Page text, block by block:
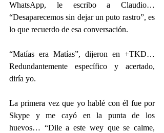
WhatsApp, le escribo a Claudio…
“Desaparecemos sin dejar un puto rastro”, es
lo que recuerdo de esa conversación.
“Matías era Matías”, dijeron en +TKD…
Redundantemente específico y acertado,
diría yo.
La primera vez que yo hablé con él fue por
Skype y me cayó en la punta de los
huevos… “Dile a este wey que se calme,